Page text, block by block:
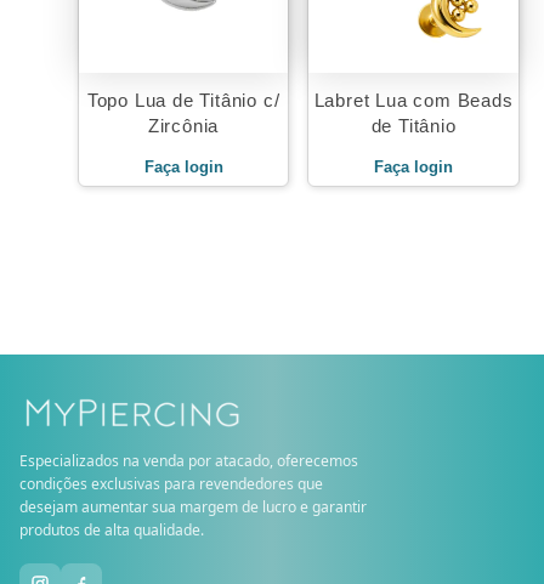
Topo Lua de Titânio c/
Zircônia
Faça login
Labret Lua com Beads
de Titânio
Faça login
Especializados na venda por atacado, oferecemos
condições exclusivas para revendedores que
desejam aumentar sua margem de lucro e garantir
produtos de alta qualidade.